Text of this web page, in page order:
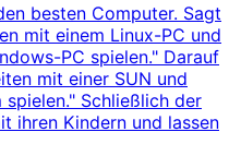
besten Computer. Sagt
mit einem Linux-PC und
PC spielen." Darauf
mit einer SUN und
Schließlich der
ihren Kindern und lassen